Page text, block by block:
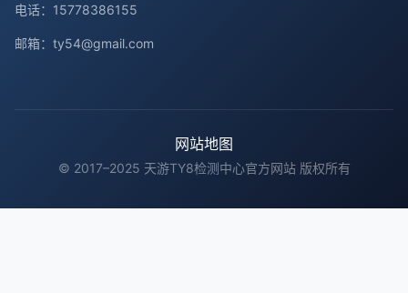
电话：15778386155
邮箱：ty54@gmail.com
网站地图
© 2017–2025 天游TY8检测中心官方网站 版权所有